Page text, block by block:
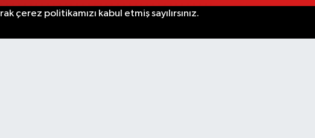
politikamızı kabul etmiş sayılırsınız.